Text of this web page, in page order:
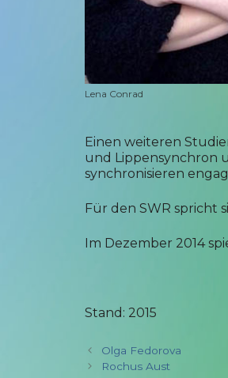
Lena Conrad
Einen weiteren
und Lippensynchron
synchronisieren
Für den SWR spricht
Im Dezember 2014
Stand: 2015
Olga Fedorova
Rochus Aust